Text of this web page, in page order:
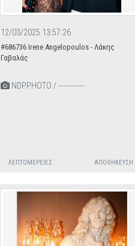
12/03/2025 13:57:26
#686736 Ιrene Angelopoulos - Λάκης
Γαβαλάς
NDPPHOTO / -----------
ΛΕΠΤΟΜΈΡΕΙΕΣ ΑΠΟΘΉΚΕΥΣΗ